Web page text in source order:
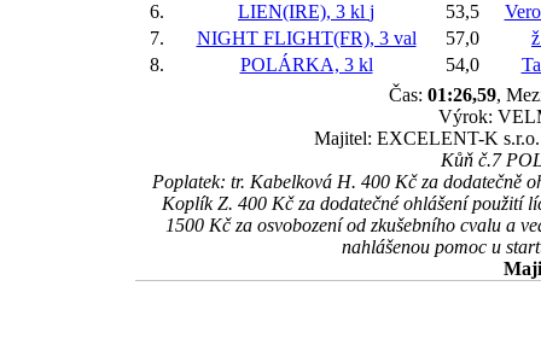
6.
LIEN(IRE), 3 kl j 53,5
7.
NIGHT FLIGHT(FR), 3 val 57,0
8.
POLÁRKA, 3 kl 54,0
Čas: 01:26,59,
Výrok:
Majitel: EXCELENT-K s.r.o.
Kůň č.7
Poplatek: tr. Kabelková H. 400 Kč za dodatečně
Koplík Z. 400 Kč za dodatečné ohlášení použití
1500 Kč za osvobození od zkušebního cvalu a
nahlášenou pomoc u